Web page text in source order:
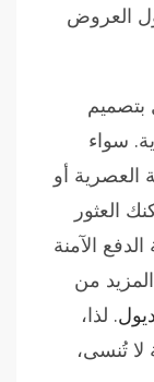
العروض
بتصميم
سواء
العصرية أو
العثور
الآمنة
من
. لذا،
تُنسى،